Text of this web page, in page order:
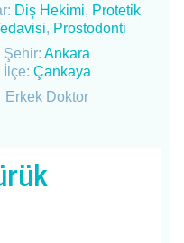
Diş Hekimi, Protetik
, Prostodonti
Şehir:Ankara
İlçe: Çankaya
Erkek Doktor